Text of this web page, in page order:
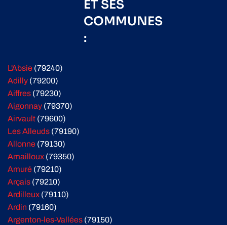
ET SES
COMMUNES
:
L'Absie (79240)
Adilly (79200)
Aiffres (79230)
Aigonnay (79370)
Airvault (79600)
Les Alleuds (79190)
Allonne (79130)
Amailloux (79350)
Amuré (79210)
Arçais (79210)
Ardilleux (79110)
Ardin (79160)
Argenton-les-Vallées (79150)